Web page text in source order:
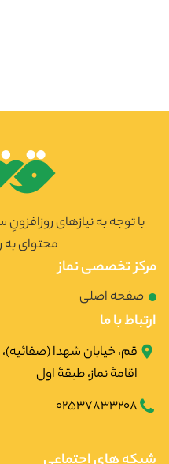
با توجه به نیازهای روزافزونِ
محتوای به
مرکز تخصصی نماز
صفحه اصلی
ارتباط با ما
اقامۀ نماز، طبقۀ اول
02537833208